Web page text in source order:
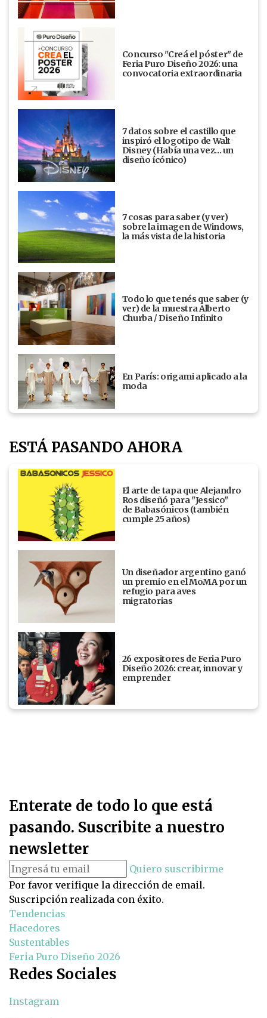
Concurso "Creá el póster" de
Feria Puro Diseño 2026: una
convocatoria extraordinaria
7 datos sobre el castillo que
inspiró el logotipo de Walt
Disney (Había una vez... un
diseño ícónico)
7 cosas para saber (y ver)
sobre la imagen de Windows,
la más vista de la historia
Todo lo que tenés que saber (y
ver) de la muestra Alberto
Churba / Diseño Infinito
En París: origami aplicado a la
moda
ESTÁ PASANDO AHORA
El arte de tapa que Alejandro
Ros diseñó para "Jessico"
de Babasónicos (también
cumple 25 años)
Un diseñador argentino ganó
un premio en el MoMA por un
refugio para aves
migratorias
26 expositores de Feria Puro
Diseño 2026: crear, innovar y
emprender
Enterate de todo lo que está
pasando. Suscribite a nuestro
newsletter
Quiero suscribirme
Por favor verifique la dirección de email.
Suscripción realizada con éxito.
Tendencias
Hacedores
Sustentables
Feria Puro Diseño 2026
Redes Sociales
Instagram